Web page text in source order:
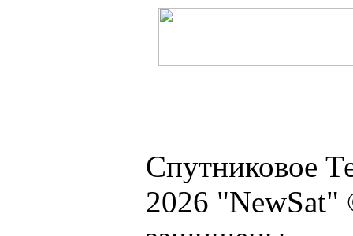
Спутниковое
2026 "NewSat"